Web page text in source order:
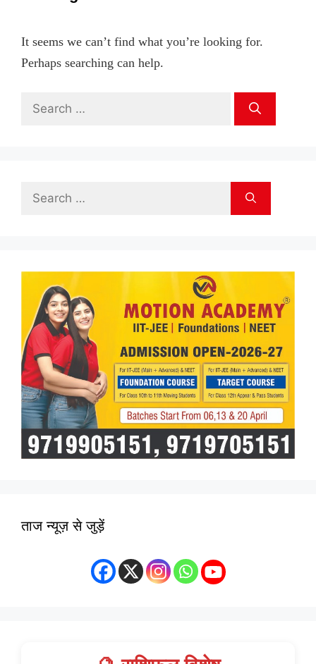
It seems we can’t find what you’re looking for.
Perhaps searching can help.
Search
Search
ताज न्यूज़ से जुड़ें